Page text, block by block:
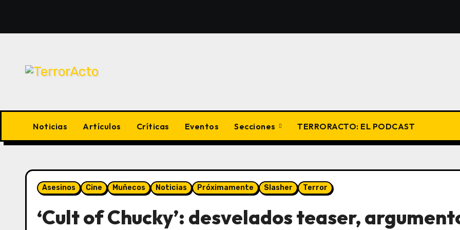
contenido
Noticias Artículos Críticas Eventos Secciones TERRORACTO: EL PODCAST
Asesinos Cine Muñecos Noticias Próximamente Slasher Terror
‘Cult of Chucky’: desvelados teaser,